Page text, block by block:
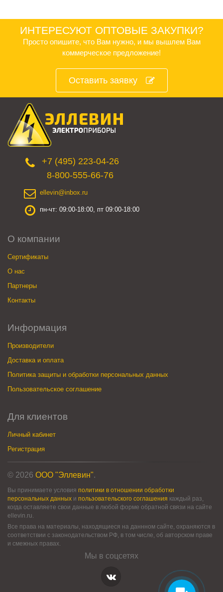
ИНТЕРЕСУЮТ ОПТОВЫЕ ЗАКУПКИ?
Просто опишите, что Вам нужно, и мы вышлем Вам
коммерческое предложение!
Оставить заявку
+7 (495) 223-04-26
8-800-555-66-76
ellevin@inbox.ru
пн-чт: 09:00-18:00, пт 09:00-18:00
О компании
Сертификаты
О нас
Партнеры
Контакты
Информация
Производители
Доставка и оплата
Политика защиты и обработки персональных данных
Пользовательское соглашение
Для клиентов
Личный кабинет
Регистрация
© 2026 ООО "Эллевин".
Вы принимаете условия политики в отношении обработки
персональных данных и пользовательского соглашения каждый раз,
когда оставляете свои данные в любой форме обратной связи на сайте
ellevin.ru.
Все права на материалы, находящиеся на даннном сайте, охраняются в
соответствии с законодательством РФ, в том числе, об авторском праве
и смежных правах.
Мы в соцсетях